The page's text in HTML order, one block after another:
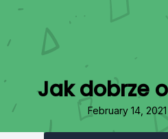
Jak dobrze
February 14, 2021